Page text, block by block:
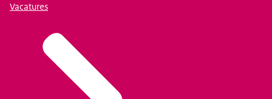
Vacatures